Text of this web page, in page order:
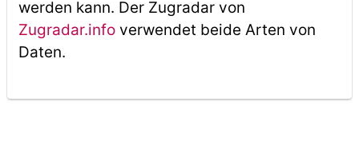
werden kann. Der Zugradar von
Zugradar.infoverwendet beide Arten von
Daten.